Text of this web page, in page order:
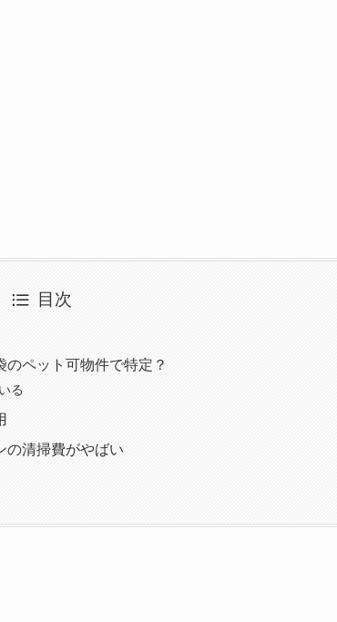
目次
ペット可物件で特定？
る
の清掃費がやばい